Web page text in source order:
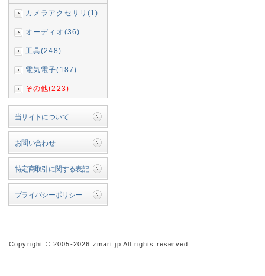
カメラアクセサリ(1)
オーディオ(36)
工具(248)
電気電子(187)
その他(223)
当サイトについて
お問い合わせ
特定商取引に関する表記
プライバシーポリシー
Copyright © 2005-2026 zmart.jp All rights reserved.